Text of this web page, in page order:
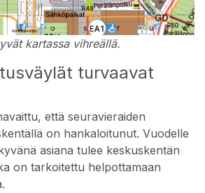
kartassa vihreällä.
turvaavat
että seuravieraiden
on hankaloitunut. Vuodelle
asiana tulee keskuskentän
on tarkoitettu helpottamaan